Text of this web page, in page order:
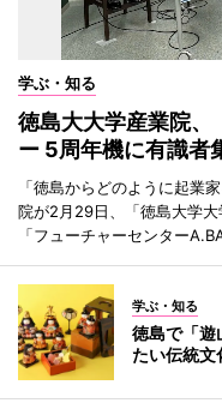
学ぶ・知る
徳島大大学産業院、
ー 5周年機に有識者
「徳島からどのように起業
院が2月29日、「徳島大学
「フューチャーセンター
学ぶ・知る
徳島で「
たい伝統文